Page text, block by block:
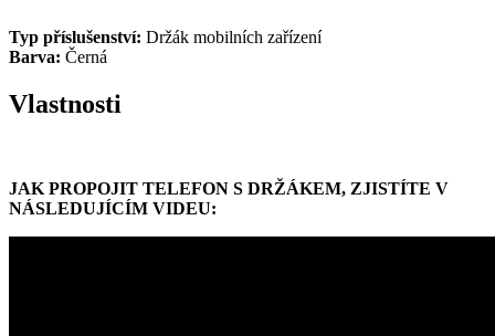
Typ příslušenství: Držák mobilních zařízení
Barva: Černá
Vlastnosti
JAK PROPOJIT TELEFON S DRŽÁKEM, ZJISTÍTE V
NÁSLEDUJÍCÍM VIDEU: